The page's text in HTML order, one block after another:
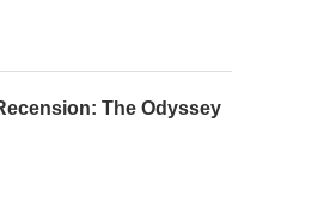
The Odyssey